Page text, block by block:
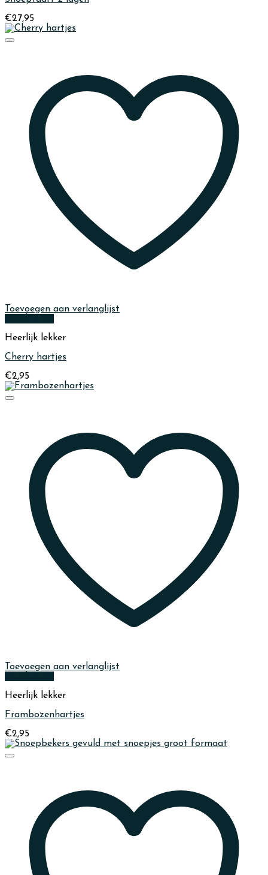
€27,95
Toevoegen aan verlanglijst
Heerlijk lekker
Cherry hartjes
€2,95
Toevoegen aan verlanglijst
Heerlijk lekker
Frambozenhartjes
€2,95